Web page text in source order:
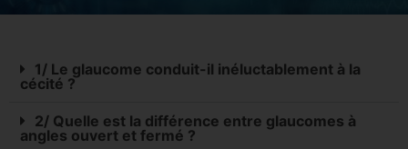
1/ Le glaucome conduit-il inéluctablement à la
cécité ?
2/ Quelle est la différence entre glaucomes à
angles ouvert et fermé ?